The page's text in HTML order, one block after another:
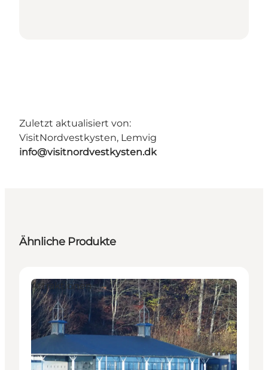
Zuletzt aktualisiert von:
VisitNordvestkysten, Lemvig
info@visitnordvestkysten.dk
Ähnliche Produkte
Attraktionen